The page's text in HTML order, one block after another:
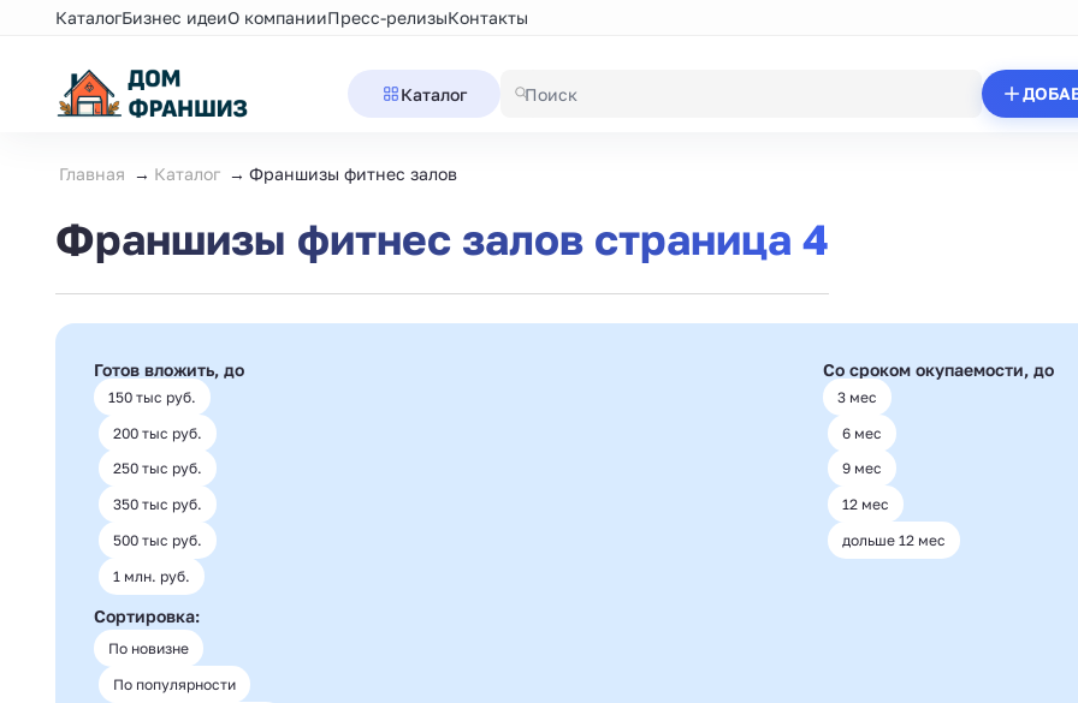
КаталогБизнес идеиО компанииПресс-релизыКонтакты
Каталог
Главная Каталог Франшизы фитнес залов
Франшизы фитнес залов страница 4
Готов вложить, до
150 тыс руб.
200 тыс руб.
250 тыс руб.
350 тыс руб.
500 тыс руб.
1 млн. руб.
Со сроком окупаемости, до
3 мес
6 мес
9 мес
12 мес
дольше 12 мес
Сортировка:
По новизне
По популярности